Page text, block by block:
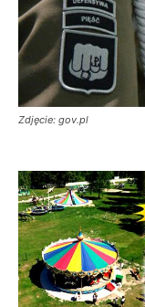
Zdjęcie: gov.pl